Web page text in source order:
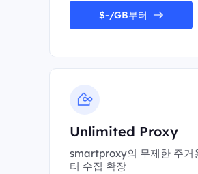
$-/GB부터
Unlimited Proxy
smartproxy의 무제한 주거
터 수집 확장